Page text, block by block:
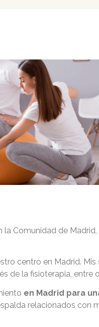
la Comunidad de
centro en Madrid.
de la fisioterapia, entre
en Madrid para
relacionados con